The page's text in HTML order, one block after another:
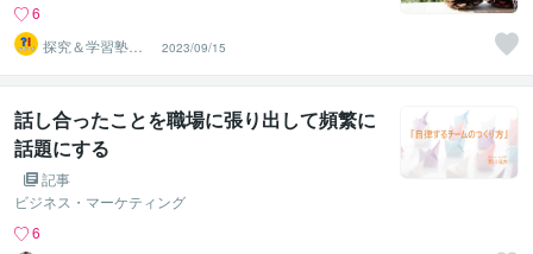
6
探究＆学習塾｜
なぜラボ
2023/09/15
話し合ったことを職場に張り出して頻繁に
話題にする
記事
ビジネス・マーケティング
6